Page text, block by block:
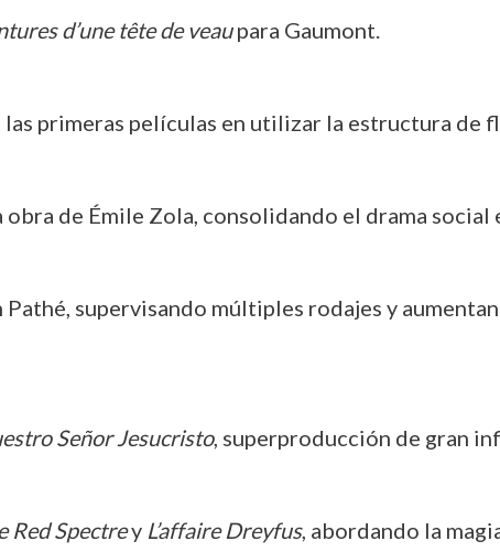
d’une tête de veaupara Gaumont.
las primeras películas en utilizar la estructura de
obra de Émile Zola, consolidando el drama social
supervisando múltiples rodajes y
Señor Jesucristo, superproducción de gran
Red Spectrey L’affaire Dreyfus, abordando la